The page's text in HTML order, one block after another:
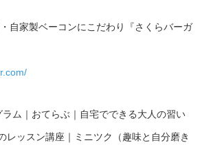
自家製ベーコンにこだわり『さくらバーガ
ム｜おてらぶ｜自宅でできる大人の習い
レッスン講座｜ミニツク（趣味と自分磨き